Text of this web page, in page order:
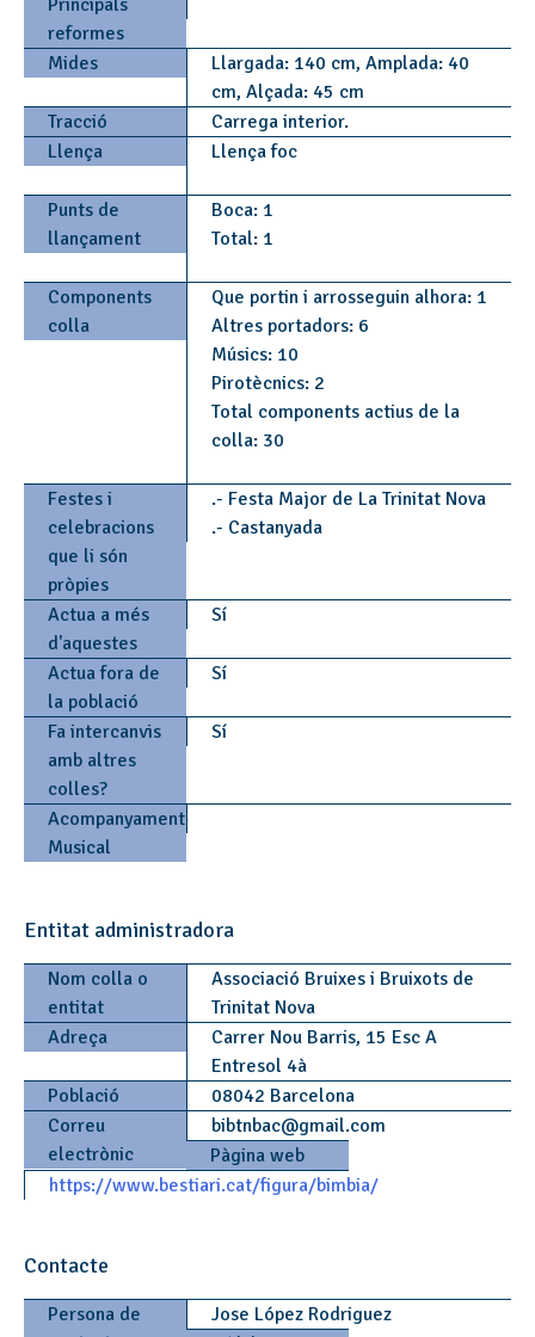
Principals
reformes
Mides
Llargada: 140 cm, Amplada: 40
cm, Alçada: 45 cm
Tracció
Carrega interior.
Llença
Llença foc
Punts de
llançament
Boca: 1
Total: 1
Components
colla
Que portin i arrosseguin alhora: 1
Altres portadors: 6
Músics: 10
Pirotècnics: 2
Total components actius de la
colla: 30
Festes i
celebracions
que li són
pròpies
.- Festa Major de La Trinitat Nova
.- Castanyada
Actua a més
d'aquestes
Sí
Actua fora de
la població
Sí
Fa intercanvis
amb altres
colles?
Sí
Acompanyament
Musical
Entitat administradora
Nom colla o
entitat
Associació Bruixes i Bruixots de
Trinitat Nova
Adreça
Carrer Nou Barris, 15 Esc A
Entresol 4à
Població
08042 Barcelona
Correu
electrònic
bibtnbac@gmail.com
Pàgina web
https://www.bestiari.cat/figura/bimbia/
Contacte
Persona de
Jose López Rodriguez